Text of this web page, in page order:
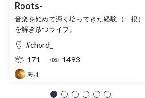
Roots-
音楽を始めて深く培ってきた経験（＝根）
を解き放つライブ。
#chord_
171
1493
海舟